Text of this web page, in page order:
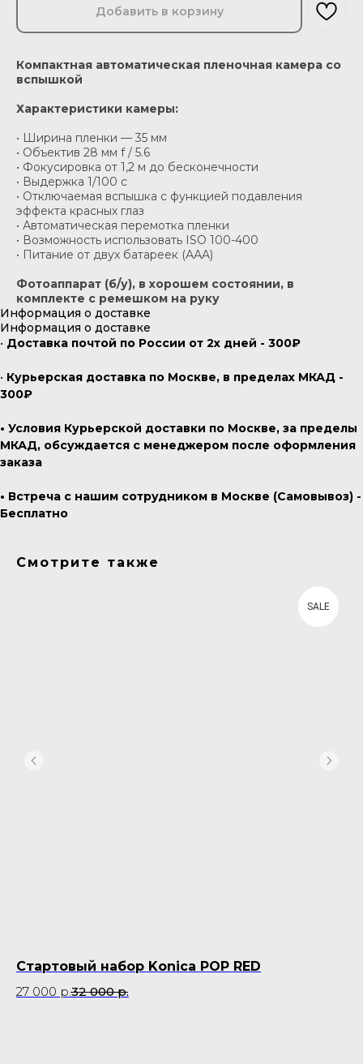
Добавить в корзину
Компактная автоматическая пленочная камера со
вспышкой
Характеристики камеры:
• Ширина пленки — 35 мм
• Объектив 28 мм f / 5.6
• Фокусировка от 1,2 м до бесконечности
• Выдержка 1/100 c
• Отключаемая вспышка с функцией подавления
эффекта красных глаз
• Автоматическая перемотка пленки
• Возможность использовать ISO 100-400
• Питание от двух батареек (ААA)
Фотоаппарат (б/у), в хорошем состоянии, в
комплекте с ремешком на руку
Информация о доставке
Информация о доставке
• Доставка почтой по России от 2х дней - 300₽
• Курьерская доставка по Москве, в пределах МКАД -
300₽
• Условия Курьерской доставки по Москве, за пределы
МКАД, обсуждается с менеджером после оформления
заказа
• Встреча с нашим сотрудником в Москве (Самовывоз) -
Бесплатно
Смотрите также
SALE
Стартовый набор Konica POP RED
27 000 р.32 000 р.